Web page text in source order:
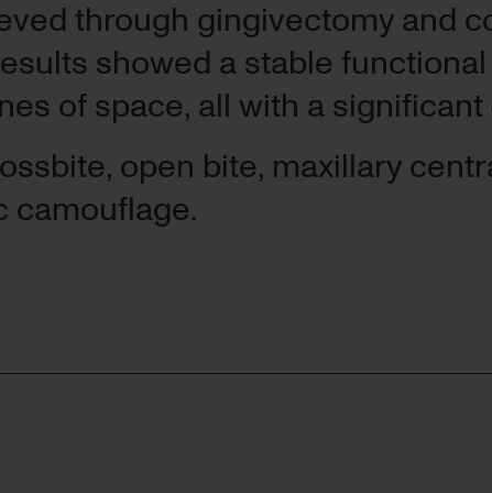
through gingivectomy and
showed a stable
open bite, maxillary
camouflage.